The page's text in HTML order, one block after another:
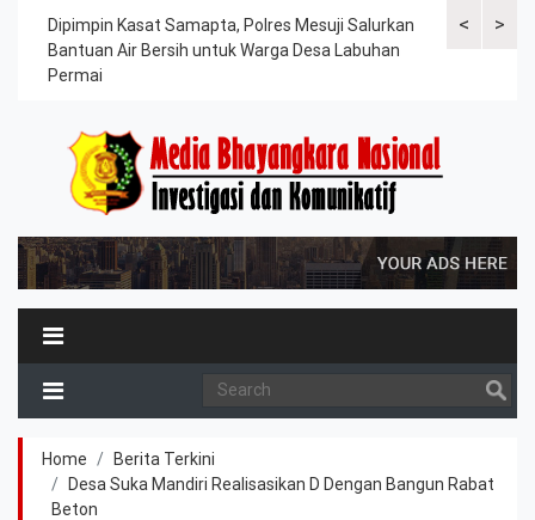
<
Dipimpin Kasat Samapta, Polres Mesuji Salurkan
Bantuan Air Bersih untuk Warga Desa Labuhan
Permai
Polres>
Home
Berita Terkini
Desa Suka Mandiri Realisasikan D Dengan Bangun Rabat
Beton